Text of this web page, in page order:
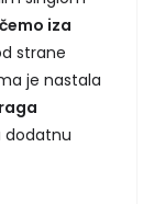
iza
strane
je nastala
dodatnu